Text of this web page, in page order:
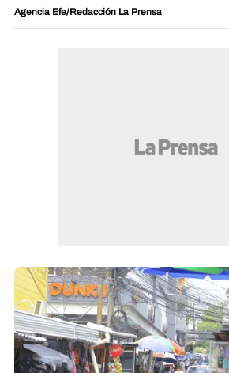
Agencia Efe/Redacción La Prensa